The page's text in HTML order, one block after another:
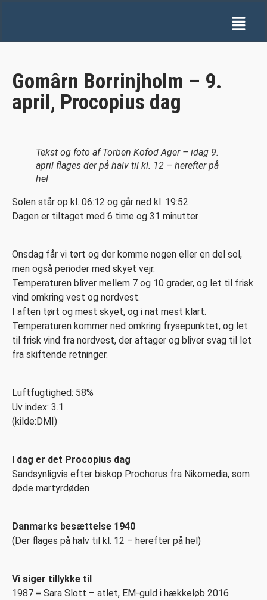
Gomârn Borrinjholm – 9.
april, Procopius dag
Tekst og foto af Torben Kofod Ager – idag 9.
april flages der på halv til kl. 12 – herefter på
hel
Solen står op kl. 06:12 og går ned kl. 19:52
Dagen er tiltaget med 6 time og 31 minutter
Onsdag får vi tørt og der komme nogen eller en del sol,
men også perioder med skyet vejr.
Temperaturen bliver mellem 7 og 10 grader, og let til frisk
vind omkring vest og nordvest.
I aften tørt og mest skyet, og i nat mest klart.
Temperaturen kommer ned omkring frysepunktet, og let
til frisk vind fra nordvest, der aftager og bliver svag til let
fra skiftende retninger.
Luftfugtighed: 58%
Uv index: 3.1
(kilde:DMI)
I dag er det Procopius dag
Sandsynligvis efter biskop Prochorus fra Nikomedia, som
døde martyrdøden
Danmarks besættelse 1940
(Der flages på halv til kl. 12 – herefter på hel)
Vi siger tillykke til
1987 = Sara Slott – atlet, EM-guld i hækkeløb 2016